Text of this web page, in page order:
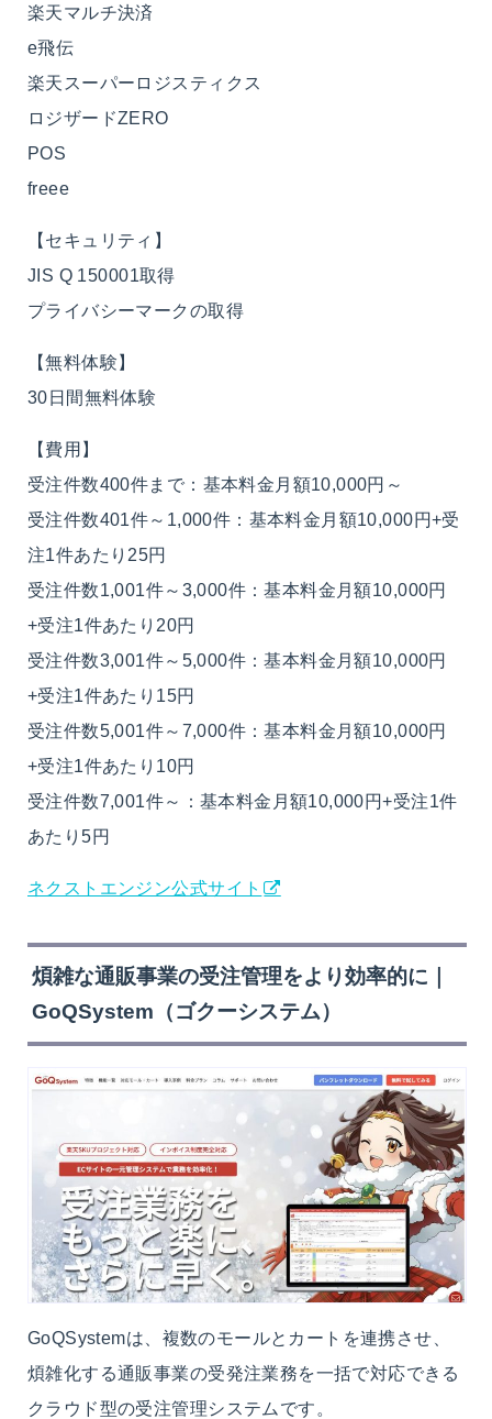
楽天マルチ決済
e飛伝
楽天スーパーロジスティクス
ロジザードZERO
POS
freee
【セキュリティ】
JIS Q 150001取得
プライバシーマークの取得
【無料体験】
30日間無料体験
【費用】
受注件数400件まで：基本料金月額10,000円～
受注件数401件～1,000件：基本料金月額10,000円+受
注1件あたり25円
受注件数1,001件～3,000件：基本料金月額10,000円
+受注1件あたり20円
受注件数3,001件～5,000件：基本料金月額10,000円
+受注1件あたり15円
受注件数5,001件～7,000件：基本料金月額10,000円
+受注1件あたり10円
受注件数7,001件～：基本料金月額10,000円+受注1件
あたり5円
ネクストエンジン公式サイト
煩雑な通販事業の受注管理をより効率的に｜
GoQSystem（ゴクーシステム）
GoQSystemは、複数のモールとカートを連携させ、
煩雑化する通販事業の受発注業務を一括で対応できる
クラウド型の受注管理システムです。